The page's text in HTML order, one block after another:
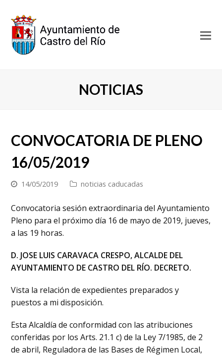
NOTICIAS
CONVOCATORIA DE PLENO
16/05/2019
14/05/2019 noticias caducadas
Convocatoria sesión extraordinaria del Ayuntamiento
Pleno para el próximo día 16 de mayo de 2019, jueves,
a las 19 horas.
D. JOSE LUIS CARAVACA CRESPO, ALCALDE DEL
AYUNTAMIENTO DE CASTRO DEL RÍO. DECRETO.
Vista la relación de expedientes preparados y
puestos a mi disposición.
Esta Alcaldía de conformidad con las atribuciones
conferidas por los Arts. 21.1 c) de la Ley 7/1985, de 2
de abril, Reguladora de las Bases de Régimen Local,